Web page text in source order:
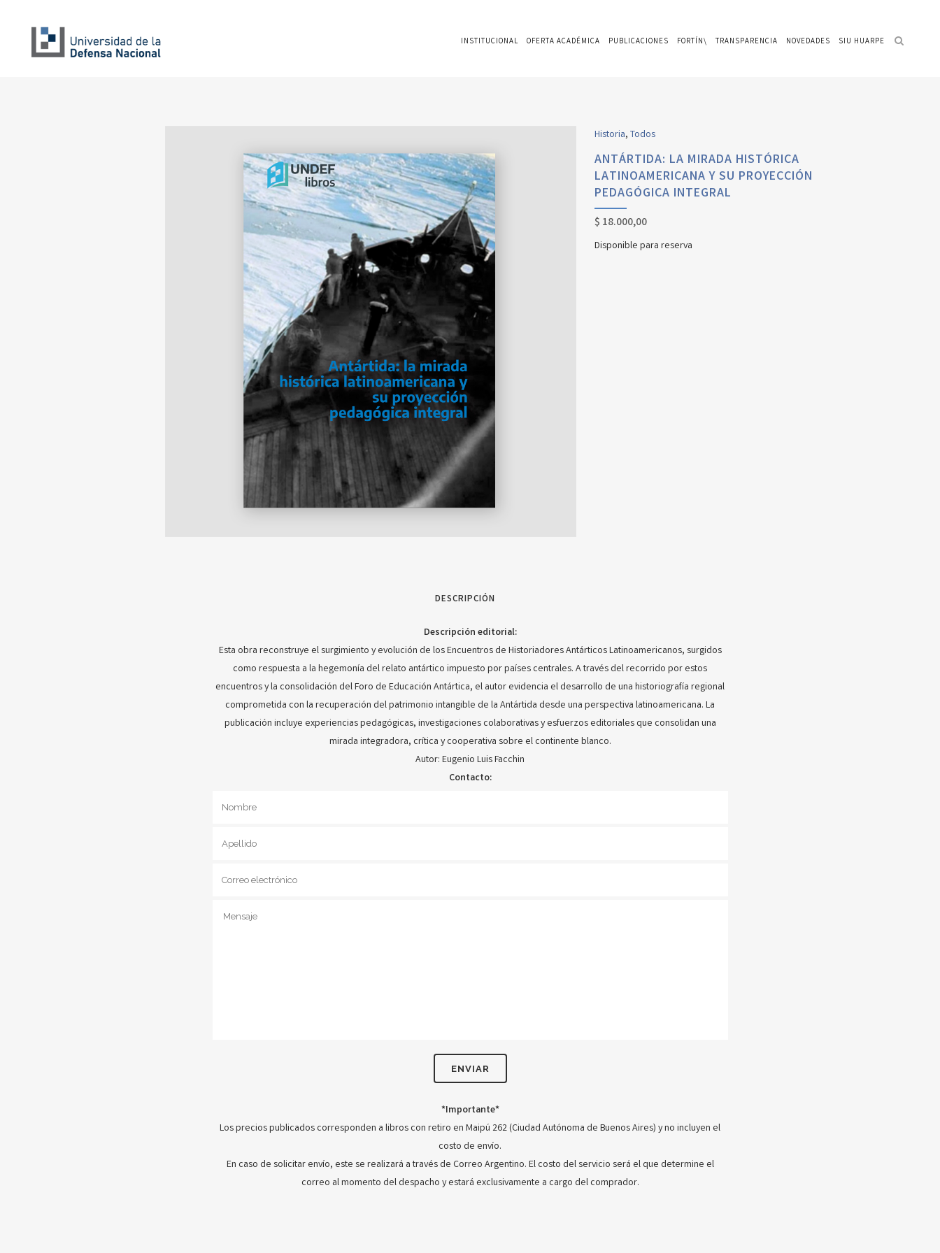
INSTITUCIONAL OFERTA ACADÉMICA PUBLICACIONES FORTÍN\ TRANSPARENCIA NOVEDADES SIU HUARPE
Historia, Todos
ANTÁRTIDA: LA MIRADA HISTÓRICA
LATINOAMERICANA Y SU PROYECCIÓN
PEDAGÓGICA INTEGRAL
$ 18.000,00
Disponible para reserva
DESCRIPCIÓN
Descripción editorial:
Esta obra reconstruye el surgimiento y evolución de los Encuentros de Historiadores Antárticos Latinoamericanos, surgidos
como respuesta a la hegemonía del relato antártico impuesto por países centrales. A través del recorrido por estos
encuentros y la consolidación del Foro de Educación Antártica, el autor evidencia el desarrollo de una historiografía regional
comprometida con la recuperación del patrimonio intangible de la Antártida desde una perspectiva latinoamericana. La
publicación incluye experiencias pedagógicas, investigaciones colaborativas y esfuerzos editoriales que consolidan una
mirada integradora, crítica y cooperativa sobre el continente blanco.
Autor: Eugenio Luis Facchin
Contacto:
*Importante*
Los precios publicados corresponden a libros con retiro en Maipú 262 (Ciudad Autónoma de Buenos Aires) y no incluyen el
costo de envío.
En caso de solicitar envío, este se realizará a través de Correo Argentino. El costo del servicio será el que determine el
correo al momento del despacho y estará exclusivamente a cargo del comprador.